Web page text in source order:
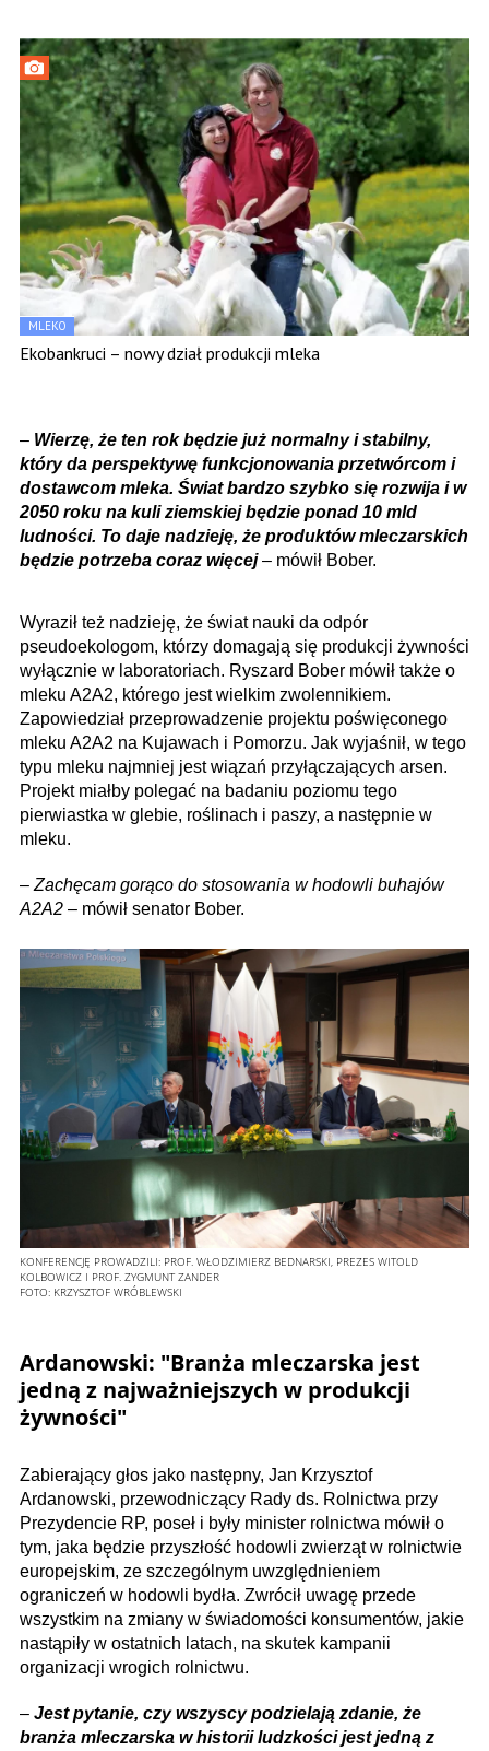
MLEKO
Ekobankruci – nowy dział produkcji mleka
– Wierzę, że ten rok będzie już normalny i stabilny,
który da perspektywę funkcjonowania przetwórcom i
dostawcom mleka. Świat bardzo szybko się rozwija i w
2050 roku na kuli ziemskiej będzie ponad 10 mld
ludności. To daje nadzieję, że produktów mleczarskich
będzie potrzeba coraz więcej – mówił Bober.
Wyraził też nadzieję, że świat nauki da odpór
pseudoekologom, którzy domagają się produkcji żywności
wyłącznie w laboratoriach. Ryszard Bober mówił także o
mleku A2A2, którego jest wielkim zwolennikiem.
Zapowiedział przeprowadzenie projektu poświęconego
mleku A2A2 na Kujawach i Pomorzu. Jak wyjaśnił, w tego
typu mleku najmniej jest wiązań przyłączających arsen.
Projekt miałby polegać na badaniu poziomu tego
pierwiastka w glebie, roślinach i paszy, a następnie w
mleku.
– Zachęcam gorąco do stosowania w hodowli buhajów
A2A2 – mówił senator Bober.
KONFERENCJĘ PROWADZILI: PROF. WŁODZIMIERZ BEDNARSKI, PREZES WITOLD
KOLBOWICZ I PROF. ZYGMUNT ZANDER
FOTO: KRZYSZTOF WRÓBLEWSKI
Ardanowski: "Branża mleczarska jest
jedną z najważniejszych w produkcji
żywności"
Zabierający głos jako następny, Jan Krzysztof
Ardanowski, przewodniczący Rady ds. Rolnictwa przy
Prezydencie RP, poseł i były minister rolnictwa mówił o
tym, jaka będzie przyszłość hodowli zwierząt w rolnictwie
europejskim, ze szczególnym uwzględnieniem
ograniczeń w hodowli bydła. Zwrócił uwagę przede
wszystkim na zmiany w świadomości konsumentów, jakie
nastąpiły w ostatnich latach, na skutek kampanii
organizacji wrogich rolnictwu.
– Jest pytanie, czy wszyscy podzielają zdanie, że
branża mleczarska w historii ludzkości jest jedną z